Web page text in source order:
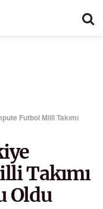
Futbol Milli Takımı
Takımı
Oldu